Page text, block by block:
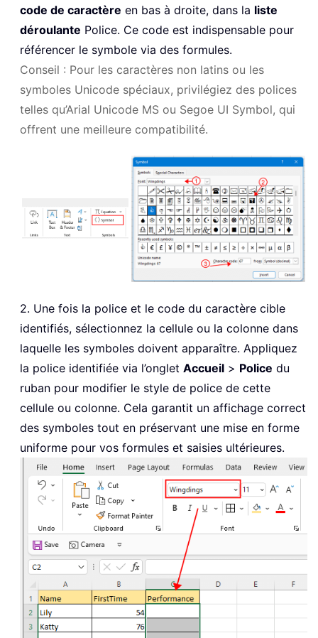
code de caractère en bas à droite, dans la liste
déroulante Police. Ce code est indispensable pour
référencer le symbole via des formules.
Conseil : Pour les caractères non latins ou les
symboles Unicode spéciaux, privilégiez des polices
telles qu’Arial Unicode MS ou Segoe UI Symbol, qui
offrent une meilleure compatibilité.
2. Une fois la police et le code du caractère cible
identifiés, sélectionnez la cellule ou la colonne dans
laquelle les symboles doivent apparaître. Appliquez
la police identifiée via l’onglet Accueil > Police du
ruban pour modifier le style de police de cette
cellule ou colonne. Cela garantit un affichage correct
des symboles tout en préservant une mise en forme
uniforme pour vos formules et saisies ultérieures.